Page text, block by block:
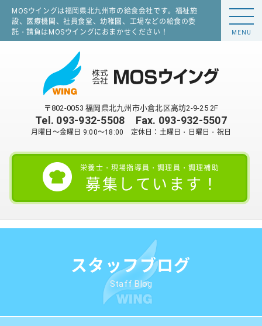
MOSウイングは福岡県北九州市の給食会社です。福祉施
設、医療機関、社員食堂、幼稚園、工場などの給食の委
託・請負はMOSウイングにおまかせください！
〒802-0053 福岡県北九州市小倉北区高坊2-9-25 2F
Tel. 093-932-5508 Fax. 093-932-5507
月曜日～金曜日 9:00～18:00 定休日：土曜日・日曜日・祝日
栄養士・現場指導員・調理員・調理補助
募集しています！
MENU
スタッフブログ
Staff Blog